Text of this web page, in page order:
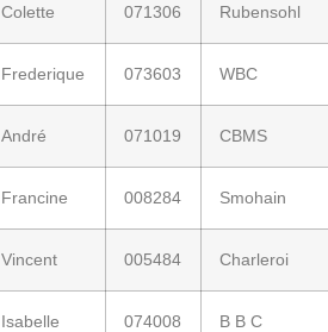
Colette 071306 Rubensohl
Frederique 073603 WBC
André 071019 CBMS
Francine 008284 Smohain
Vincent 005484 Charleroi
Isabelle 074008 B B C